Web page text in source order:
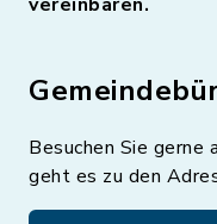
Besuchen Sie gerne
geht es zu den